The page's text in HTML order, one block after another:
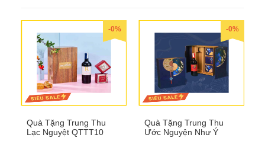
-0%
Quà Tặng Trung Thu
Lạc Nguyệt QTTT10
-0%
Quà Tặng Trung Thu
Ước Nguyện Như Ý